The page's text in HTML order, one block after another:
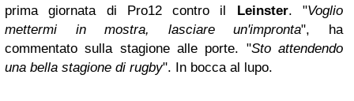
prima giornata di Pro12 contro il Leinster. "Voglio
mettermi in mostra, lasciare un'impronta", ha
commentato sulla stagione alle porte. "Sto attendendo
una bella stagione di rugby". In bocca al lupo.